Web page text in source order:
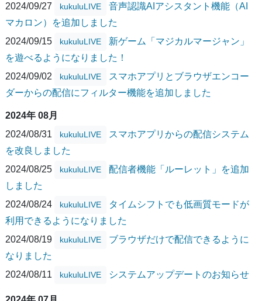
2024/09/27
kukuluLIVE
音声認識AIアシスタント機能（AI
マカロン）を追加しました
2024/09/15
kukuluLIVE
新ゲーム「マジカルマージャン」
を遊べるようになりました！
2024/09/02
kukuluLIVE
スマホアプリとブラウザエンコー
ダーからの配信にフィルター機能を追加しました
2024年 08月
2024/08/31
kukuluLIVE
スマホアプリからの配信システム
を改良しました
2024/08/25
kukuluLIVE
配信者機能「ルーレット」を追加
しました
2024/08/24
kukuluLIVE
タイムシフトでも低画質モードが
利用できるようになりました
2024/08/19
kukuluLIVE
ブラウザだけで配信できるように
なりました
2024/08/11
kukuluLIVE システムアップデートのお知らせ